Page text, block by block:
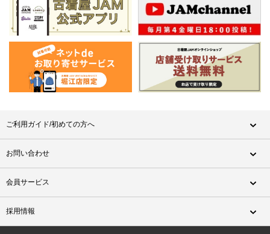
ご利用ガイド/初めての方へ
お問い合わせ
会員サービス
採用情報